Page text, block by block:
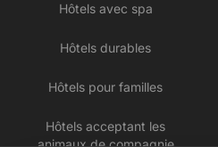
Hôtels avec spa
Hôtels durables
Hôtels pour familles
Hôtels acceptant les